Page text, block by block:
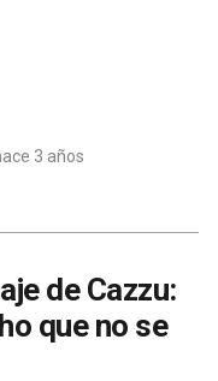
3 años
de Cazzu:
que no se